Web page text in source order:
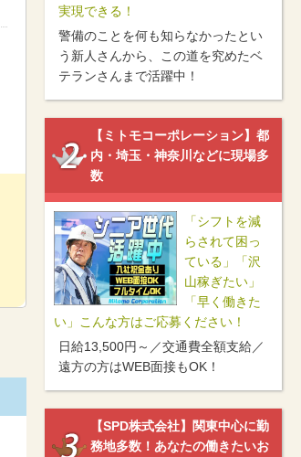
実現できる！
警備のことを何も知らなかったとい
う新人さんから、この道を究めたベ
テランさんまで活躍中！
【ミトモコーポレーション】都
内・埼玉・神奈川などに現場多
数
「シフトを減
らされて困っ
ている」「沢
山稼ぎたい」
「早く働きた
い」こんな方はご応募ください！
日給13,500円～／交通費全額支給／
遠方の方はWEB面接もOK！
【SPD株式会社】関東中心に勤
務地多数！あなたの働きたいお